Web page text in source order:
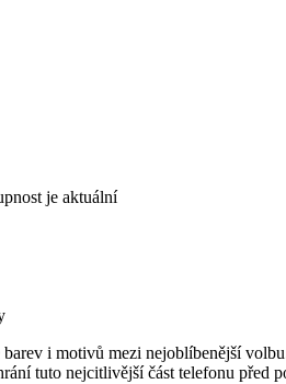
je aktuální
i motivů mezi nejoblíbenější
tuto nejcitlivější část telefonu